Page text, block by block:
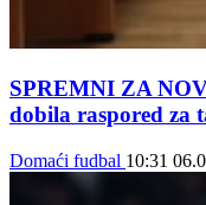
SPREMNI ZA
dobila raspored za
Domaći fudbal 10:31